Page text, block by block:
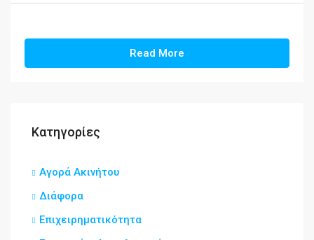
Read More
Κατηγορίες
Αγορά Ακινήτου
Διάφορα
Επιχειρηματικότητα